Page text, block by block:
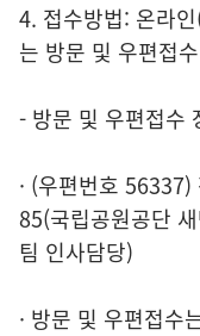
4. 접수방법: 온라
는 방문 및 우편접수
- 방문 및 우편접수
· (우편번호
85(국립공원공단
팀 인사담당)
· 방문 및 우편접수